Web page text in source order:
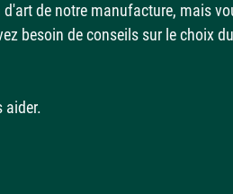
de notre manufacture, mais
besoin de conseils sur le choix du
aider.